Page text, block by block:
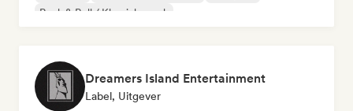
Rock & Roll / Klassieke rock
Dreamers Island Entertainment
Label, Uitgever